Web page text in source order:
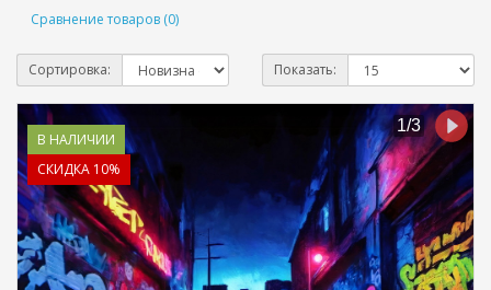
Сравнение товаров (0)
Сортировка: Показать:
В НАЛИЧИИ
СКИДКА 10%